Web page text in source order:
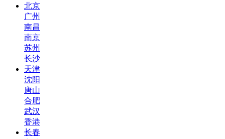
北京
广州
南昌
南京
苏州
长沙
天津
沈阳
唐山
合肥
武汉
香港
长春